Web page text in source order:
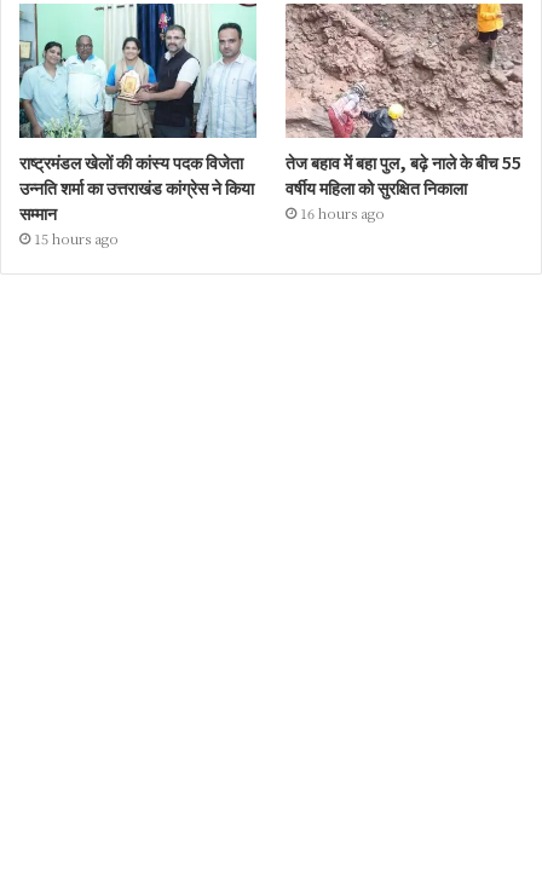
राष्ट्रमंडल खेलों की कांस्य पदक विजेता
उन्नति शर्मा का उत्तराखंड कांग्रेस ने किया
सम्मान
15 hours ago
तेज बहाव में बहा पुल, बढ़े नाले के बीच 55
वर्षीय महिला को सुरक्षित निकाला
16 hours ago